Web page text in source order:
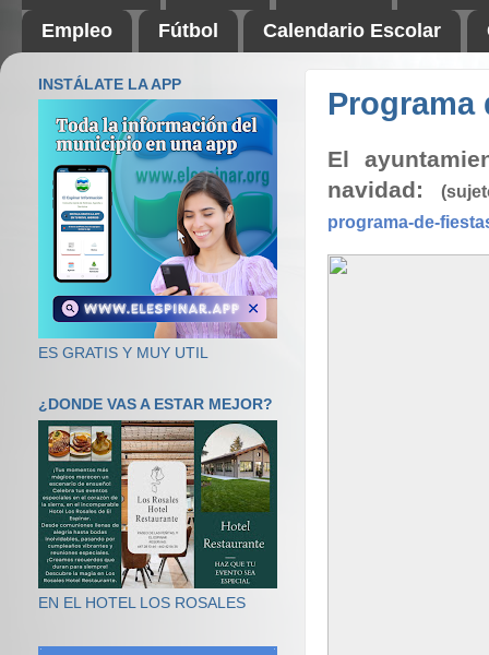
Empleo
Fútbol Calendario Escolar
Programa
El
navidad:
programa-de-
INSTÁLATE LA APP
ES GRATIS Y MUY UTIL
¿DONDE VAS A ESTAR MEJOR?
EN EL HOTEL LOS ROSALES